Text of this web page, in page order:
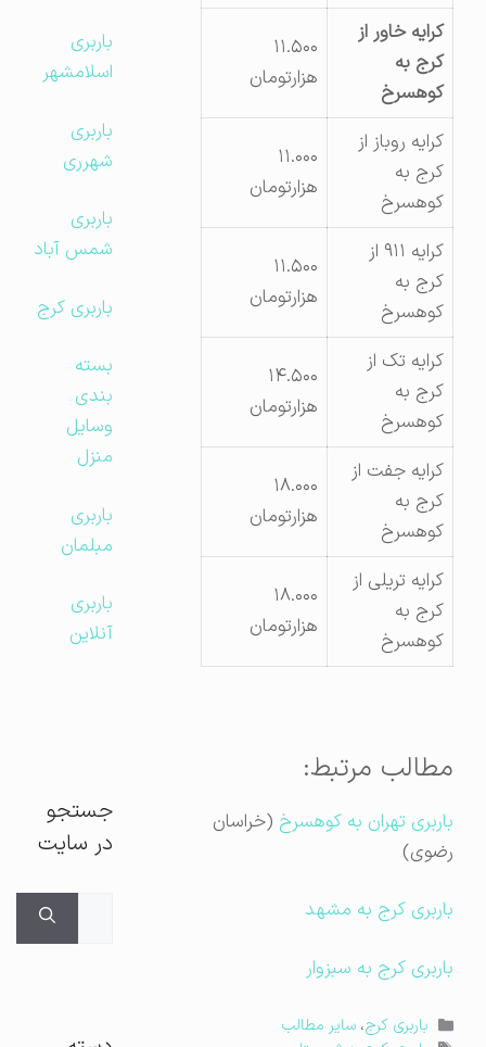
کرایه خاور از
کرج به
کوهسرخ
۱۱.۵۰۰
هزارتومان
کرایه روباز از
کرج به
کوهسرخ
۱۱.۰۰۰
هزارتومان
کرایه ۹۱۱ از
کرج به
کوهسرخ
۱۱.۵۰۰
هزارتومان
کرایه تک از
کرج به
کوهسرخ
۱۴.۵۰۰
هزارتومان
کرایه جفت از
کرج به
کوهسرخ
۱۸.۰۰۰
هزارتومان
کرایه تریلی از
کرج به
کوهسرخ
۱۸.۰۰۰
هزارتومان
مطالب مرتبط:
باربری تهران به کوهسرخ(خراسان
رضوی)
باربری کرج به مشهد
باربری کرج به سبزوار
دسته‌ها
باربری کرج،سایر مطالب
باربری
اسلامشهر
باربری
شهرری
باربری
شمس آباد
باربری کرج
بسته
بندی
وسایل
منزل
باربری
مبلمان
باربری
آنلاین
جستجو
در سایت